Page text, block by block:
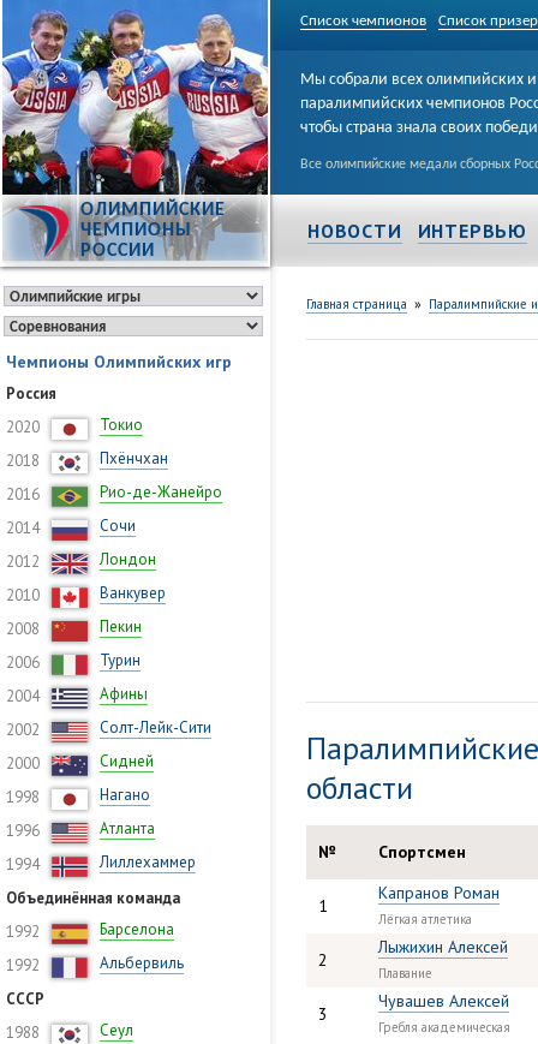
Список чемпионов Список
ОЛИМПИЙСКИЕ
ЧЕМПИОНЫ
РОССИИ
Мы собрали всех олимпийских и
паралимпийских чемпионов
чтобы страна знала своих
Все олимпийские медали сборных
НОВОСТИ ИНТЕРВЬЮ
Чемпионы Олимпийских игр
Россия
2020
Токио
2018
Пхёнчхан
2016
Рио-де-Жанейро
2014
Сочи
2012
Лондон
2010
Ванкувер
2008
Пекин
2006
Турин
2004
Афины
2002
Солт-Лейк-Сити
2000
Сидней
1998
Нагано
1996
Атланта
1994
Лиллехаммер
Объединённая команда
1992
Барселона
1992
Альбервиль
СССР
1988
Сеул
Главная страница » Паралимпийские
области
№ Спортсмен
1
Капранов Роман
Лёгкая атлетика
2
Лыжихин Алексей
Плавание
3
Чувашев Алексей
Гребля академическая